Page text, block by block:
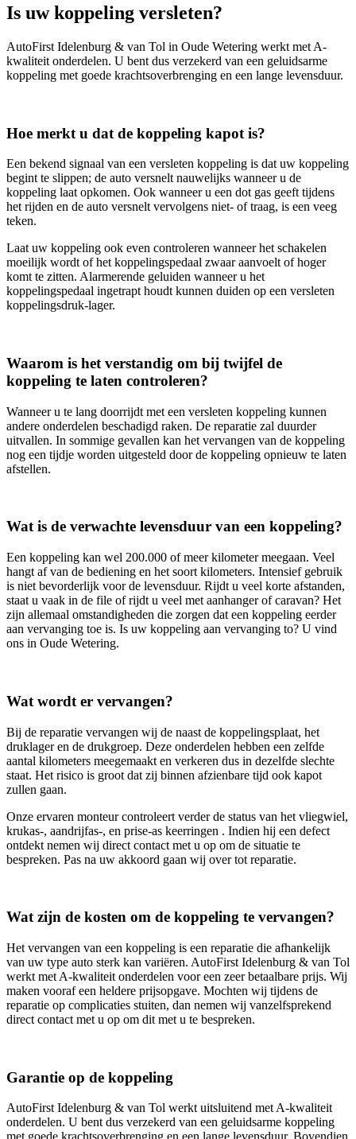
Is uw koppeling versleten?
AutoFirst Idelenburg & van Tol in Oude Wetering werkt met A-
kwaliteit onderdelen. U bent dus verzekerd van een geluidsarme
koppeling met goede krachtsoverbrenging en een lange levensduur.
Hoe merkt u dat de koppeling kapot is?
Een bekend signaal van een versleten koppeling is dat uw koppeling
begint te slippen; de auto versnelt nauwelijks wanneer u de
koppeling laat opkomen. Ook wanneer u een dot gas geeft tijdens
het rijden en de auto versnelt vervolgens niet- of traag, is een veeg
teken.
Laat uw koppeling ook even controleren wanneer het schakelen
moeilijk wordt of het koppelingspedaal zwaar aanvoelt of hoger
komt te zitten. Alarmerende geluiden wanneer u het
koppelingspedaal ingetrapt houdt kunnen duiden op een versleten
koppelingsdruk-lager.
Waarom is het verstandig om bij twijfel de
koppeling te laten controleren?
Wanneer u te lang doorrijdt met een versleten koppeling kunnen
andere onderdelen beschadigd raken. De reparatie zal duurder
uitvallen. In sommige gevallen kan het vervangen van de koppeling
nog een tijdje worden uitgesteld door de koppeling opnieuw te laten
afstellen.
Wat is de verwachte levensduur van een koppeling?
Een koppeling kan wel 200.000 of meer kilometer meegaan. Veel
hangt af van de bediening en het soort kilometers. Intensief gebruik
is niet bevorderlijk voor de levensduur. Rijdt u veel korte afstanden,
staat u vaak in de file of rijdt u veel met aanhanger of caravan? Het
zijn allemaal omstandigheden die zorgen dat een koppeling eerder
aan vervanging toe is. Is uw koppeling aan vervanging to? U vind
ons in Oude Wetering.
Wat wordt er vervangen?
Bij de reparatie vervangen wij de naast de koppelingsplaat, het
druklager en de drukgroep. Deze onderdelen hebben een zelfde
aantal kilometers meegemaakt en verkeren dus in dezelfde slechte
staat. Het risico is groot dat zij binnen afzienbare tijd ook kapot
zullen gaan.
Onze ervaren monteur controleert verder de status van het vliegwiel,
krukas-, aandrijfas-, en prise-as keerringen . Indien hij een defect
ontdekt nemen wij direct contact met u op om de situatie te
bespreken. Pas na uw akkoord gaan wij over tot reparatie.
Wat zijn de kosten om de koppeling te vervangen?
Het vervangen van een koppeling is een reparatie die afhankelijk
van uw type auto sterk kan variëren. AutoFirst Idelenburg & van Tol
werkt met A-kwaliteit onderdelen voor een zeer betaalbare prijs. Wij
maken vooraf een heldere prijsopgave. Mochten wij tijdens de
reparatie op complicaties stuiten, dan nemen wij vanzelfsprekend
direct contact met u op om dit met u te bespreken.
Garantie op de koppeling
AutoFirst Idelenburg & van Tol werkt uitsluitend met A-kwaliteit
onderdelen. U bent dus verzekerd van een geluidsarme koppeling